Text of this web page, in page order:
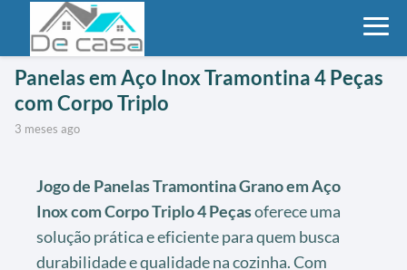
Panelas em Aço Inox Tramontina 4 Peças
com Corpo Triplo
3 meses ago
Jogo de Panelas Tramontina Grano em Aço
Inox com Corpo Triplo 4 Peçasoferece uma
solução prática e eficiente para quem busca
durabilidade e qualidade na cozinha. Com